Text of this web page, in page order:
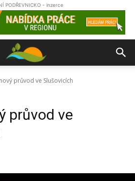
PODŘEVNICKO - inzerce
průvod ve Slušovicích
průvod ve